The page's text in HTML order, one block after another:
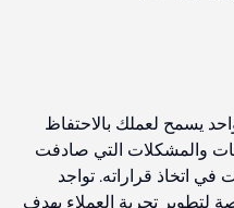
يسمح لعملك بالاحتفاظ
والمشكلات التي صادفت
اتخاذ قراراته. تواجد
لتطوير تجربة العملاء بهدف